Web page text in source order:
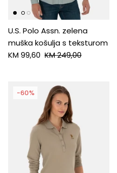
U.S. Polo Assn. zelena
muška košulja s teksturom
KM 99,60 KM 249,00
-60%